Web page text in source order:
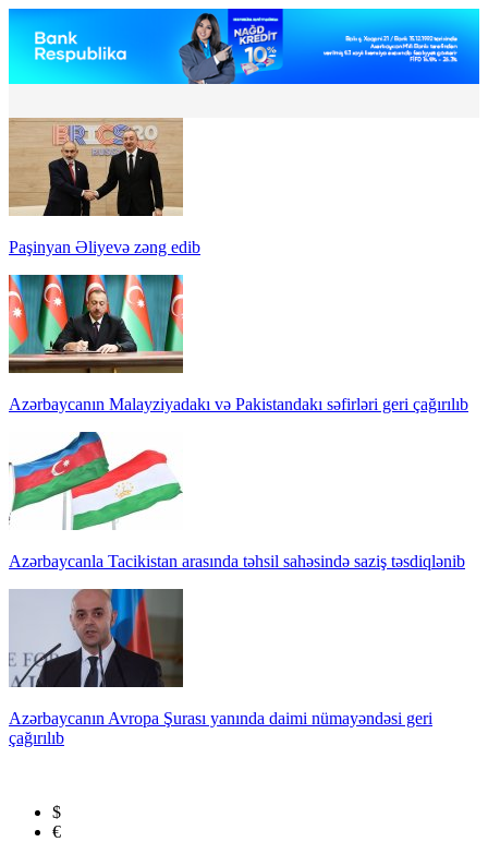
Paşinyan Əliyevə zəng edib
Azərbaycanın Malayziyadakı və Pakistandakı səfirləri geri çağırılıb
Azərbaycanla Tacikistan arasında təhsil sahəsində saziş təsdiqlənib
Azərbaycanın Avropa Şurası yanında daimi nümayəndəsi geri
çağırılıb
$
€